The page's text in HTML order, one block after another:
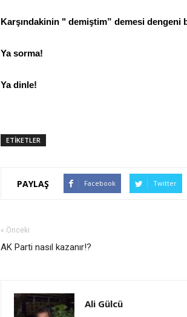
Karşındakinin " demiştim” demesi dengeni
Ya sorma!
Ya dinle!
ETİKETLER
PAYLAŞ Facebook Twitter
« Önceki
AK Parti nasıl kazanır!?
Ali Gülcü